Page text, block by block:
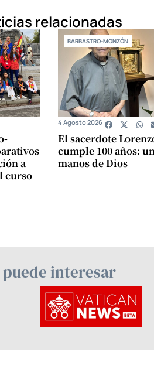
relacionadas
a
curso
BARBASTRO-MONZÓN
El sacerdote
cumple 100 años:
manos de Dios
4 Agosto 2026
puede interesar